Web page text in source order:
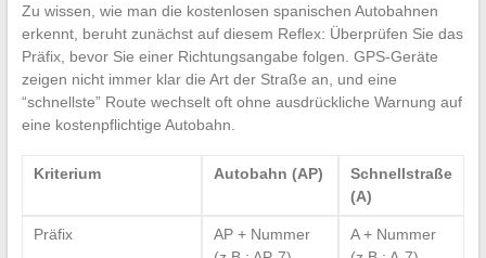
Zu wissen, wie man die kostenlosen spanischen Autobahnen
erkennt, beruht zunächst auf diesem Reflex: Überprüfen Sie das
Präfix, bevor Sie einer Richtungsangabe folgen. GPS-Geräte
zeigen nicht immer klar die Art der Straße an, und eine
“schnellste” Route wechselt oft ohne ausdrückliche Warnung auf
eine kostenpflichtige Autobahn.
Kriterium Autobahn (AP)
Schnellstraße
(A)
Präfix
AP + Nummer
A + Nummer